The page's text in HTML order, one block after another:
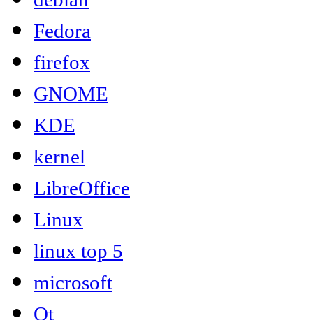
Fedora
firefox
GNOME
KDE
kernel
LibreOffice
Linux
linux top 5
microsoft
Qt